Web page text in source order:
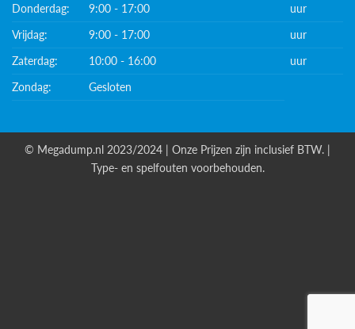
Donderdag:
9:00 - 17:00
uur
Vrijdag:
9:00 - 17:00
uur
Zaterdag:
10:00 - 16:00
uur
Zondag:
Gesloten
© Megadump.nl 2023/2024 | Onze Prijzen zijn inclusief BTW. |
Type- en spelfouten voorbehouden.